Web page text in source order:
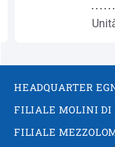
HEADQUARTER
FILIALE MOLINI DI
FILIALE